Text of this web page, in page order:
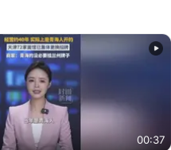
00:37